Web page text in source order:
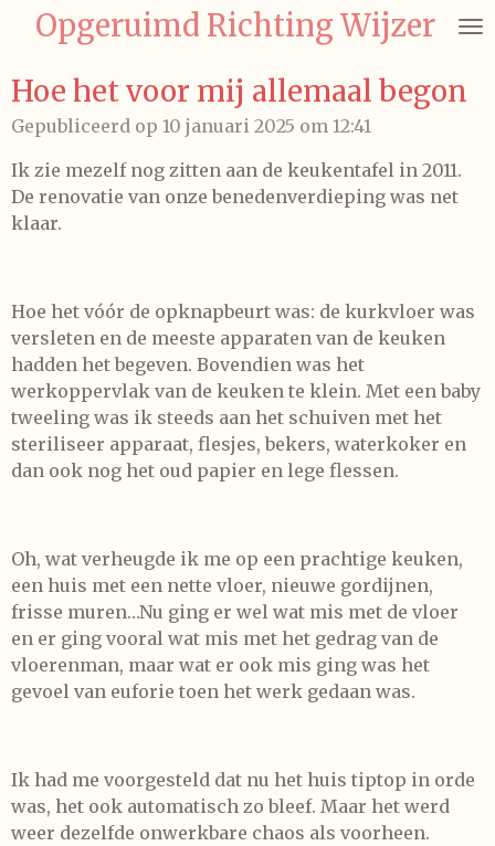
naar
de
hoofdinhoud
Opgeruimd Richting Wijzer
Hoe het voor mij allemaal begon
Gepubliceerd op 10 januari 2025 om 12:41
Ik zie mezelf nog zitten aan de keukentafel in 2011.
De renovatie van onze benedenverdieping was net
klaar.
Hoe het vóór de opknapbeurt was: de kurkvloer was
versleten en de meeste apparaten van de keuken
hadden het begeven. Bovendien was het
werkoppervlak van de keuken te klein. Met een baby
tweeling was ik steeds aan het schuiven met het
steriliseer apparaat, flesjes, bekers, waterkoker en
dan ook nog het oud papier en lege flessen.
Oh, wat verheugde ik me op een prachtige keuken,
een huis met een nette vloer, nieuwe gordijnen,
frisse muren…Nu ging er wel wat mis met de vloer
en er ging vooral wat mis met het gedrag van de
vloerenman, maar wat er ook mis ging was het
gevoel van euforie toen het werk gedaan was.
Ik had me voorgesteld dat nu het huis tiptop in orde
was, het ook automatisch zo bleef. Maar het werd
weer dezelfde onwerkbare chaos als voorheen.